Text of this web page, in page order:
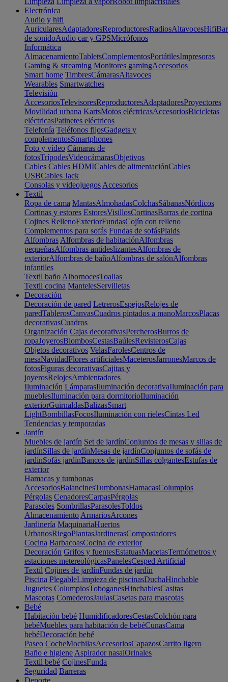
Electrónica
Audio y hifi
AuricularesAdaptadoresReproductoresRadiosAltavocesHifi
de sonidoAudio car y GPSMicrófonos
Informática
AlmacenamientoTabletsComplementosPortátilesImpresoras
Gaming & streaming Monitores gamingAccesorios
Smart home TimbresCámarasAltavoces
Wearables Smartwatches
Televisión
AccesoriosTelevisoresReproductoresAdaptadoresProyectores
Movilidad urbana KartsMotos eléctricasAccesoriosBicicletas
eléctricasPatinetes eléctricos
Telefonía Teléfonos fijosGadgets y
complementosSmartphones
Foto y vídeo Cámaras de
fotosTrípodesVideocámarasObjetivos
Cables Cables HDMICables de alimentaciónCables
USBCables Jack
Consolas y videojuegos Accesorios
Textil
Ropa de cama MantasAlmohadasColchasSábanasNórdicos
Cortinas y estores EstoresVisillosCortinasBarras de cortina
Cojines RellenoExteriorFundasCojín con relleno
Complementos para sofás Fundas de sofásPlaids
Alfombras Alfombras de habitaciónAlfombras
pequeñasAlfombras antideslizantesAlfombras de
exteriorAlfombras de bañoAlfombras de salónAlfombras
infantiles
Textil baño AlbornocesToallas
Textil cocina MantelesServilletas
Decoración
Decoración de pared LetrerosEspejosRelojes de
paredTablerosCanvasCuadros pintados a manoMarcosPlacas
decorativasCuadros
Organización Cajas decorativasPercherosBurros de
ropaJoyerosBiombosCestasBaúlesRevisterosCajas
Objetos decorativos VelasFarolesCentros de
mesaNavidadFlores artificialesMaceterosJarronesMarcos de
fotosFiguras decorativasCajitas y
joyerosRelojesAmbientadores
Iluminación LámparasIluminación decorativaIluminación para
mueblesIluminación para dormitorioIluminación
exteriorGuirnaldasBalizasSmart
LightBombillasFocosIluminación con rielesCintas Led
Tendencias y temporadas
Jardín
Muebles de jardín Set de jardínConjuntos de mesas y sillas de
jardínSillas de jardínMesas de jardínConjuntos de sofás de
jardínSofás jardínBancos de jardínSillas colgantesEstufas de
exterior
Hamacas y tumbonas
AccesoriosBalancinesTumbonasHamacasColumpios
Pérgolas CenadoresCarpasPérgolas
Parasoles SombrillasParasolesToldos
Almacenamiento ArmariosArcones
Jardinería MaquinariaHuertos
UrbanosRiegoPlantasJardinerasCompostadores
Cocina BarbacoasCocina de exterior
Decoración Grifos y fuentesEstatuasMacetasTermómetros y
estaciones metereológicasPanelesCesped Artificial
Textil Cojines de jardínFundas de jardín
Piscina PlegableLimpieza de piscinasDuchaHinchable
Juguetes ColumpiosToboganesHinchablesCasitas
Mascotas ComederosJaulasCasetas para mascotas
Bebé
Habitación bebé HumidificadoresCestasColchón para
bebéMuebles para habitación de bebéCunasCama
bebéDecoración bebé
Paseo CocheMochilasAccesoriosCapazosCarrito ligero
Baño e higiene Aspirador nasalOrinales
Textil bebé CojinesFunda
Seguridad Barreras
Deporte